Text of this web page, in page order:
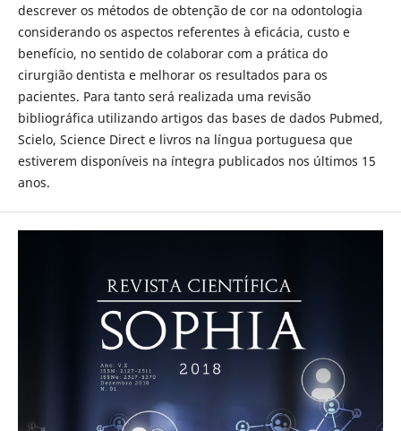
descrever os métodos de obtenção de cor na odontologia
considerando os aspectos referentes à eficácia, custo e
benefício, no sentido de colaborar com a prática do
cirurgião dentista e melhorar os resultados para os
pacientes. Para tanto será realizada uma revisão
bibliográfica utilizando artigos das bases de dados Pubmed,
Scielo, Science Direct e livros na língua portuguesa que
estiverem disponíveis na íntegra publicados nos últimos 15
anos.